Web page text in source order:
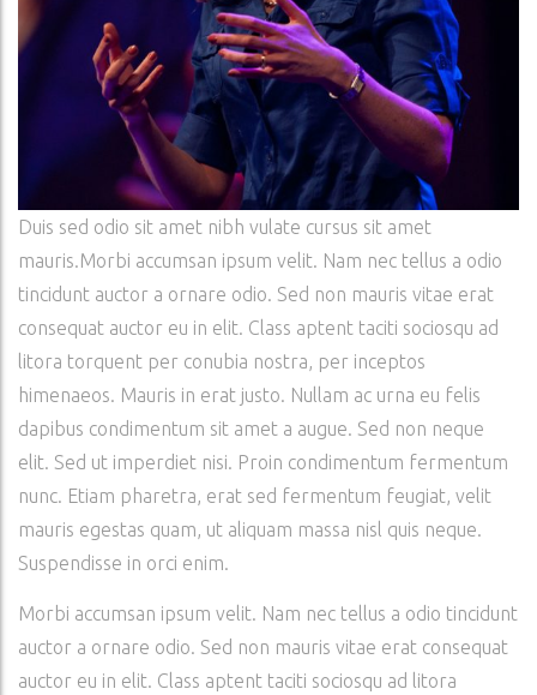
Duis sed odio sit amet nibh vulate cursus sit amet
mauris.Morbi accumsan ipsum velit. Nam nec tellus a odio
tincidunt auctor a ornare odio. Sed non mauris vitae erat
consequat auctor eu in elit. Class aptent taciti sociosqu ad
litora torquent per conubia nostra, per inceptos
himenaeos. Mauris in erat justo. Nullam ac urna eu felis
dapibus condimentum sit amet a augue. Sed non neque
elit. Sed ut imperdiet nisi. Proin condimentum fermentum
nunc. Etiam pharetra, erat sed fermentum feugiat, velit
mauris egestas quam, ut aliquam massa nisl quis neque.
Suspendisse in orci enim.
Morbi accumsan ipsum velit. Nam nec tellus a odio tincidunt
auctor a ornare odio. Sed non mauris vitae erat consequat
auctor eu in elit. Class aptent taciti sociosqu ad litora